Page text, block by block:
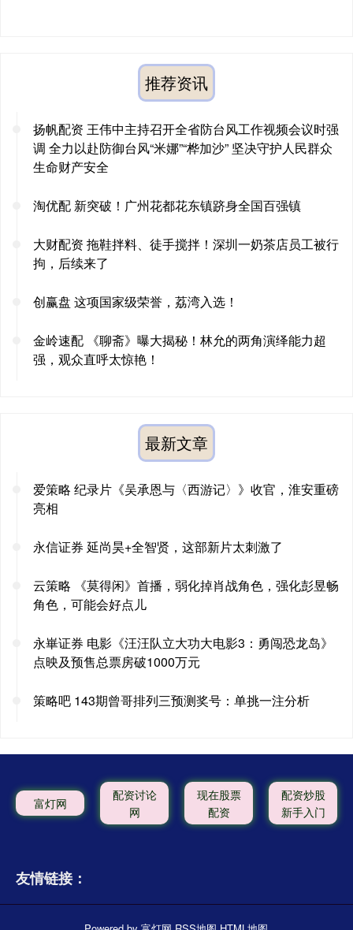
推荐资讯
扬帆配资 王伟中主持召开全省防台风工作视频会议时强
调 全力以赴防御台风“米娜”“桦加沙” 坚决守护人民群众
生命财产安全
淘优配 新突破！广州花都花东镇跻身全国百强镇
大财配资 拖鞋拌料、徒手搅拌！深圳一奶茶店员工被行
拘，后续来了
创赢盘 这项国家级荣誉，荔湾入选！
金岭速配 《聊斋》曝大揭秘！林允的两角演绎能力超
强，观众直呼太惊艳！
最新文章
爱策略 纪录片《吴承恩与〈西游记〉》收官，淮安重磅
亮相
永信证券 延尚昊+全智贤，这部新片太刺激了
云策略 《莫得闲》首播，弱化掉肖战角色，强化彭昱畅
角色，可能会好点儿
永崋证券 电影《汪汪队立大功大电影3：勇闯恐龙岛》
点映及预售总票房破1000万元
策略吧 143期曾哥排列三预测奖号：单挑一注分析
富灯网
配资讨论
网
现在股票
配资
配资炒股
新手入门
友情链接：